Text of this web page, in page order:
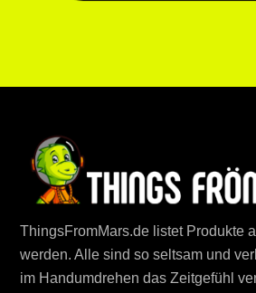
ThingsFromMars.de listet Produkte
werden. Alle sind so seltsam und
im Handumdrehen das Zeitgefühl